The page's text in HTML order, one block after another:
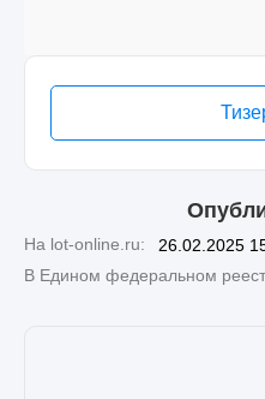
На lot-online.ru:
26.02.2025
В Едином федеральном